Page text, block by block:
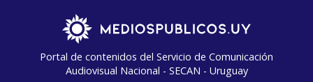
Portal de contenidos del Servicio de Comunicación
Audiovisual Nacional - SECAN - Uruguay